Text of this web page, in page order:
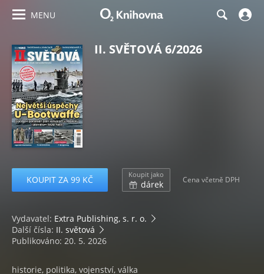
MENU
II. SVĚTOVÁ 6/2026
KOUPIT ZA 99 KČ Koupit jako
dárek Cena včetně DPH
Vydavatel: Extra Publishing, s. r. o.
Další čísla: II. světová
Publikováno: 20. 5. 2026
historie, politika, vojenství, válka